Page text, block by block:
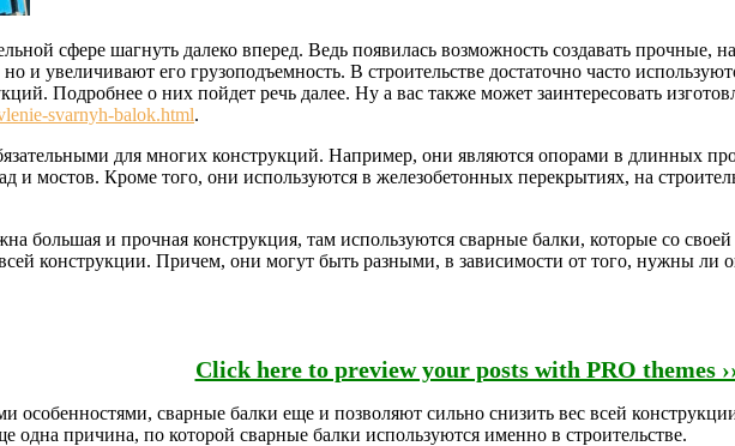
сфере шагнуть далеко вперед. Ведь появилась возможность создавать прочные,
и увеличивают его грузоподъемность. В строительстве достаточно часто
Подробнее о них пойдет речь далее. Ну а вас также может заинтересовать
svarnyh-balok.html.
для многих конструкций. Например, они являются опорами в длинных
и мостов. Кроме того, они используются в железобетонных перекрытиях, на
большая и прочная конструкция, там используются сварные балки, которые со
конструкции. Причем, они могут быть разными, в зависимости от того, нужны
Click here to preview your posts with PRO themes
особенностями, сварные балки еще и позволяют сильно снизить вес всей
одна причина, по которой сварные балки используются именно в строительстве.